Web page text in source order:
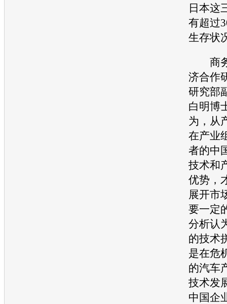
日本这
有超过
生存状
商务
济合作
研究部
白明博
为，从
在产业
者的中
技术和
优势，
展开市
要一定
分析认
的技术
是在危
的汽车
技术发
中国企